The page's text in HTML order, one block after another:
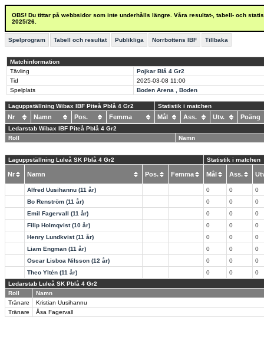
OBS! Du tittar på webbsidor som inte underhålls längre. Våra resultat-, tabell- och
2025/26.
Spelprogram Tabell och resultat Publikliga Norrbottens IBF Tillbaka
Matchinformation
Tävling
Pojkar Blå 4 Gr2
Tid
2025-03-08 11:00
Spelplats
Boden Arena , Boden
Laguppställning Wibax IBF Piteå Pblå 4 Gr2 Statistik i matchen
Nr Namn Pos. Femma Mål Ass. Utv.
Ledarstab Wibax IBF Piteå Pblå 4 Gr2
Roll
Namn
Laguppställning Luleå SK Pblå 4 Gr2 Statistik i matchen
Nr Namn Pos. Femma Mål Ass.
Alfred Uusihannu (11 år) 0 0
0
Bo Renström (11 år)
0 0
0
Emil Fagervall (11 år)
0 0
0
Filip Holmqvist (10 år)
0 0
0
Henry Lundkvist (11 år)
0 0
0
Liam Engman (11 år)
0 0
0
Oscar Lisboa Nilsson (12 år)
0 0
0
Theo Yltén (11 år)
0 0
0
Ledarstab Luleå SK Pblå 4 Gr2
Roll
Namn
Tränare
Kristian Uusihannu
Tränare
Åsa Fagervall